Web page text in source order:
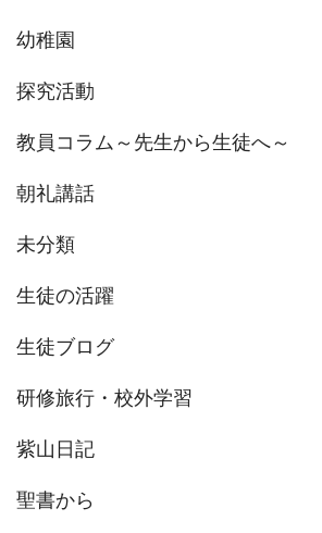
幼稚園
探究活動
教員コラム～先生から生徒へ～
朝礼講話
未分類
生徒の活躍
生徒ブログ
研修旅行・校外学習
紫山日記
聖書から